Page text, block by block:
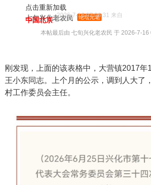
点击重新加载
七旬兴化老农民 论坛元老
2026-7-16 07:06:31 来自
中国北京
本帖最后由 七旬兴化老农民 于 2026-7-16
刚发现，上面的该表格中，大营镇2017年
王小东同志。上个月的公示，调到人大了
村工作委员会主任。